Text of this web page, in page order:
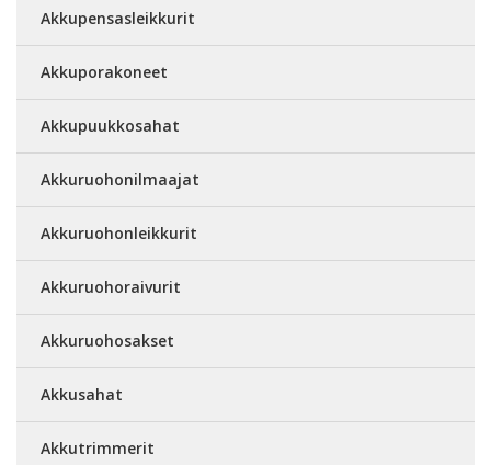
Akkupensasleikkurit
Akkuporakoneet
Akkupuukkosahat
Akkuruohonilmaajat
Akkuruohonleikkurit
Akkuruohoraivurit
Akkuruohosakset
Akkusahat
Akkutrimmerit